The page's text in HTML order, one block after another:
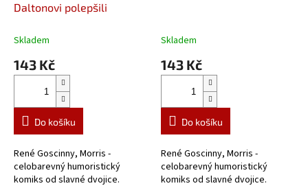
Daltonovi polepšili
Skladem
143 Kč
Do košíku
René Goscinny, Morris -
celobarevný humoristický
komiks od slavné dvojice.
Skladem
143 Kč
Do košíku
René Goscinny, Morris -
celobarevný humoristický
komiks od slavné dvojice.